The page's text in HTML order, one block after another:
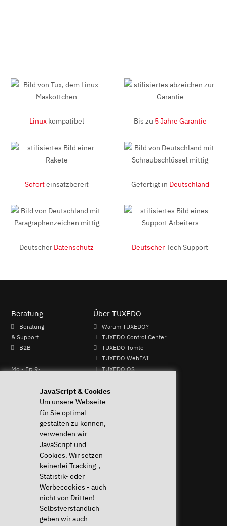
JavaScript & Cookies
Um unsere Webseite
für Sie optimal
gestalten zu können,
verwenden wir
JavaScript und
Cookies. Wir setzen
keinerlei Tracking-,
Statistik- oder
Werbecookies - auch
nicht von Dritten!
Selbstverständlich
geben wir auch
Linuxkompatibel Bis zu 5 Jahre Garantie
Soforteinsatzbereit Gefertigt in Deutschland
Deutscher Datenschutz DeutscherTech Support
Beratung
Beratung
& Support
B2B
Mo - Fr: 9-
Widerruf ausführen
Über TUXEDO
Warum TUXEDO?
TUXEDO Control Center
TUXEDO Tomte
TUXEDO WebFAI
TUXEDO OS
Individuelle Logos und
Tastaturen
Hilfe & Support
Systemdiagnose
Häufige Fragen (FAQ)
Downloads & Treiber
Anleitungen